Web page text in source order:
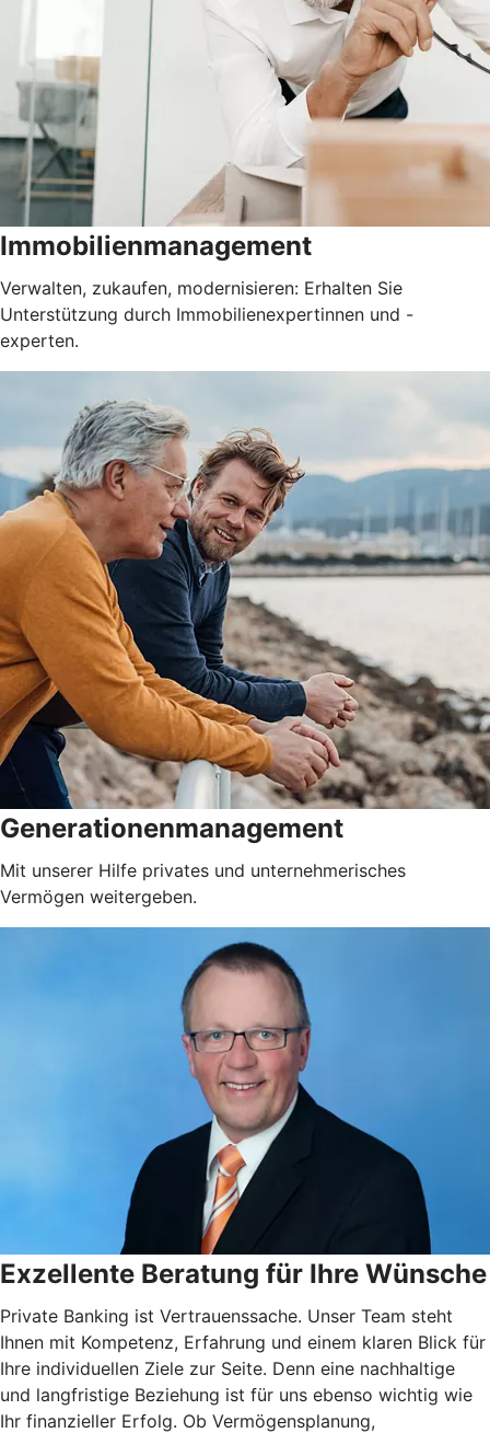
Immobilienmanagement
Verwalten, zukaufen, modernisieren: Erhalten Sie
Unterstützung durch Immobilienexpertinnen und -
experten.
Generationenmanagement
Mit unserer Hilfe privates und unternehmerisches
Vermögen weitergeben.
Exzellente Beratung für Ihre Wünsche
Private Banking ist Vertrauenssache. Unser Team steht
Ihnen mit Kompetenz, Erfahrung und einem klaren Blick für
Ihre individuellen Ziele zur Seite. Denn eine nachhaltige
und langfristige Beziehung ist für uns ebenso wichtig wie
Ihr finanzieller Erfolg. Ob Vermögensplanung,